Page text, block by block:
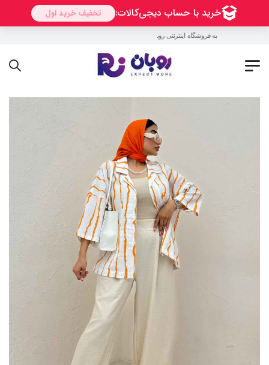
به فروشگاه اینترنتی روبان خوش آمدید !